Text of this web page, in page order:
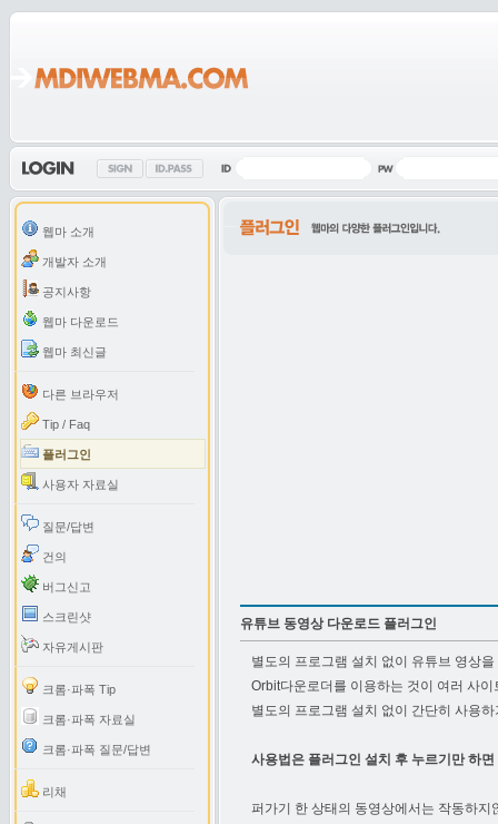
웹마 소개
개발자 소개
공지사항
웹마 다운로드
웹마 최신글
다른 브라우저
Tip / Faq
플러그인
사용자 자료실
질문/답변
건의
버그신고
스크린샷
자유게시판
크롬·파폭 Tip
크롬·파폭 자료실
크롬·파폭 질문/답변
리채
유튜브 동영상 다운로드 플러그인
별도의 프로그램 설치 없이 유튜브 영상
Orbit다운로더를 이용하는 것이 여러 사
별도의 프로그램 설치 없이 간단히 사용
사용법은 플러그인 설치 후 누르기만 하면
퍼가기 한 상태의 동영상에서는 작동하